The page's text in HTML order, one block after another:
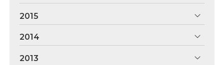
2015
2014
2013